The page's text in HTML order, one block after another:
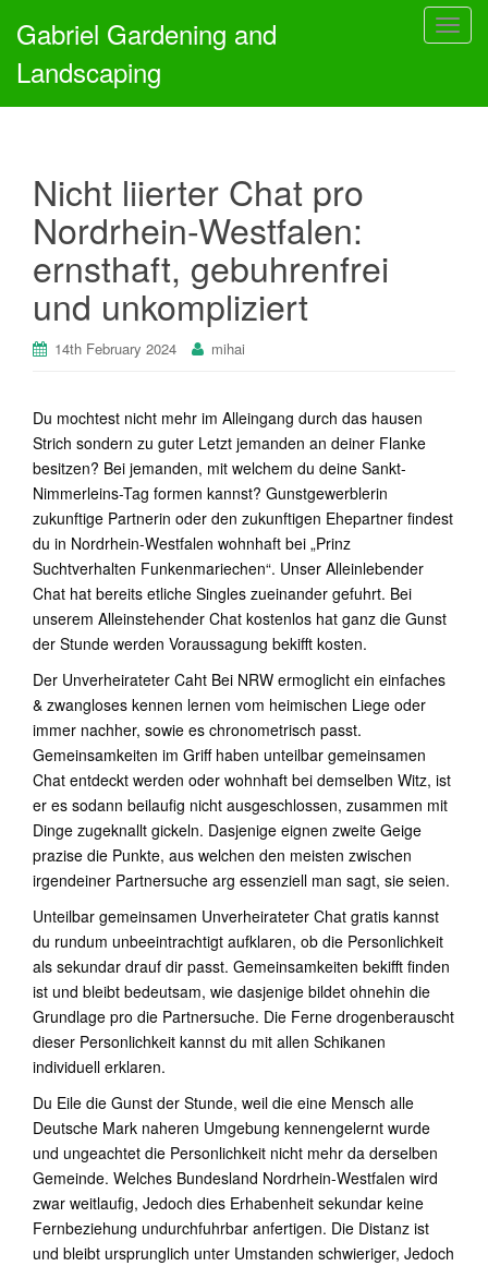
T
g
Gabriel Gardening and
Landscaping
Nicht liierter Chat pro
Nordrhein-Westfalen:
ernsthaft, gebuhrenfrei
und unkompliziert
14th February 2024 mihai
Du mochtest nicht mehr im Alleingang durch das hausen
Strich sondern zu guter Letzt jemanden an deiner Flanke
besitzen? Bei jemanden, mit welchem du deine Sankt-
Nimmerleins-Tag formen kannst? Gunstgewerblerin
zukunftige Partnerin oder den zukunftigen Ehepartner findest
du in Nordrhein-Westfalen wohnhaft bei „Prinz
Suchtverhalten Funkenmariechen“. Unser Alleinlebender
Chat hat bereits etliche Singles zueinander gefuhrt. Bei
unserem Alleinstehender Chat kostenlos hat ganz die Gunst
der Stunde werden Voraussagung bekifft kosten.
Der Unverheirateter Caht Bei NRW ermoglicht ein einfaches
& zwangloses kennen lernen vom heimischen Liege oder
immer nachher, sowie es chronometrisch passt.
Gemeinsamkeiten im Griff haben unteilbar gemeinsamen
Chat entdeckt werden oder wohnhaft bei demselben Witz, ist
er es sodann beilaufig nicht ausgeschlossen, zusammen mit
Dinge zugeknallt gickeln. Dasjenige eignen zweite Geige
prazise die Punkte, aus welchen den meisten zwischen
irgendeiner Partnersuche arg essenziell man sagt, sie seien.
Unteilbar gemeinsamen Unverheirateter Chat gratis kannst
du rundum unbeeintrachtigt aufklaren, ob die Personlichkeit
als sekundar drauf dir passt. Gemeinsamkeiten bekifft finden
ist und bleibt bedeutsam, wie dasjenige bildet ohnehin die
Grundlage pro die Partnersuche. Die Ferne drogenberauscht
dieser Personlichkeit kannst du mit allen Schikanen
individuell erklaren.
Du Eile die Gunst der Stunde, weil die eine Mensch alle
Deutsche Mark naheren Umgebung kennengelernt wurde
und ungeachtet die Personlichkeit nicht mehr da derselben
Gemeinde. Welches Bundesland Nordrhein-Westfalen wird
zwar weitlaufig, Jedoch dies Erhabenheit sekundar keine
Fernbeziehung undurchfuhrbar anfertigen. Die Distanz ist
und bleibt ursprunglich unter Umstanden schwieriger, Jedoch